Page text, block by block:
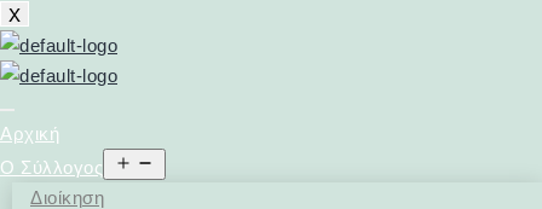
X
Αρχική
Ο Σύλλογος
menu
Διοίκηση